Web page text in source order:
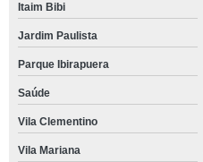
Itaim Bibi
Jardim Paulista
Parque Ibirapuera
Saúde
Vila Clementino
Vila Mariana